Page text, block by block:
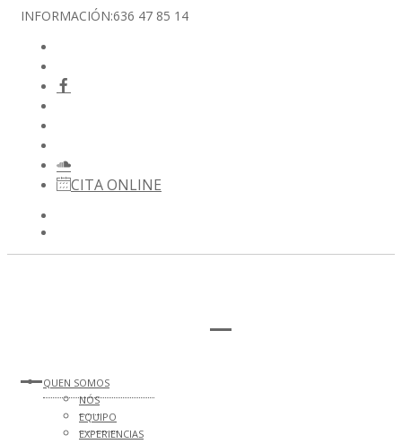
INFORMACIÓN:636 47 85 14
CITA ONLINE
QUEN SOMOS
NÓS
EQUIPO
EXPERIENCIAS